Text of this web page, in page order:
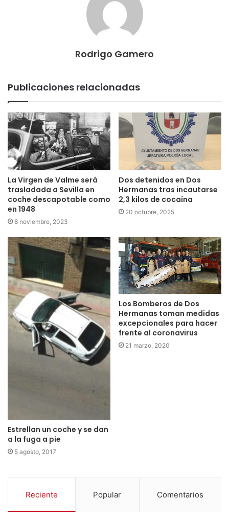
Rodrigo Gamero
Publicaciones relacionadas
La Virgen de Valme será
trasladada a Sevilla en
coche descapotable como
en 1948
8 noviembre, 2023
Dos detenidos en Dos
Hermanas tras incautarse
2,3 kilos de cocaína
20 octubre, 2025
Estrellan un coche y se dan
a la fuga a pie
5 agosto, 2017
Los Bomberos de Dos
Hermanas toman medidas
excepcionales para hacer
frente al coronavirus
21 marzo, 2020
Reciente Popular Comentarios